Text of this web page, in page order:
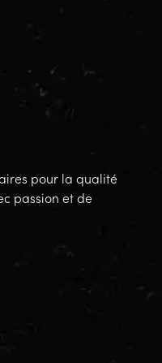
pour la qualité
passion et de